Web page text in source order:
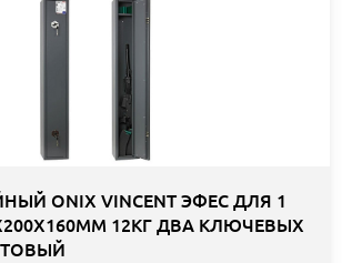
ONIX VINCENT ЭФЕС ДЛЯ 1
12КГ ДВА КЛЮЧЕВЫХ